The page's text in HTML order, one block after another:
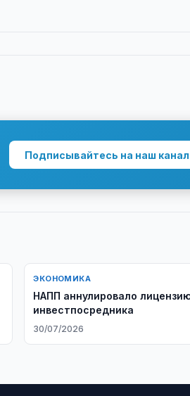
Подписывайтесь на наш канал
ЭКОНОМИКА
НАПП аннулировало
инвестпосредника
30/07/2026